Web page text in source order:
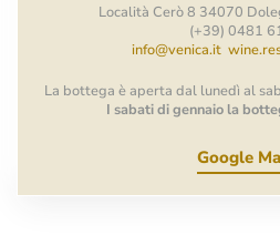
Località Cerò 8 34070
(+39) 0481
info@venica.it
La bottega è aperta dal lunedì al
I sabati di gennaio la
Google